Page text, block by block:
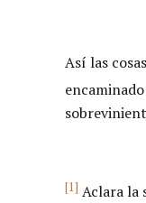
Así las
[1] Aclara la